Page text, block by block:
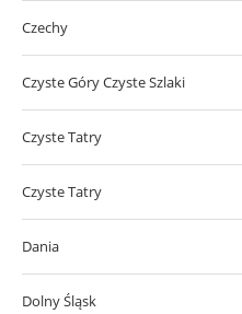
Czechy
Czyste Góry Czyste Szlaki
Czyste Tatry
Czyste Tatry
Dania
Dolny Śląsk